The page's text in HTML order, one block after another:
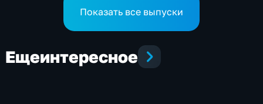
Показать все выпуски
Ещеинтересное